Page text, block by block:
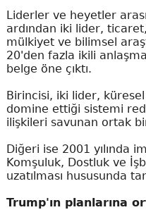
Liderler ve heyetler
ardından iki lider,
mülkiyet ve bilimsel
20'den fazla ikili
belge öne çıktı.
Birincisi, iki lider,
domine ettiği sistemi
ilişkileri savunan ortak
Diğeri ise 2001 yılında
Komşuluk, Dostluk ve
uzatılması hususunda
Trump'ın planlarına